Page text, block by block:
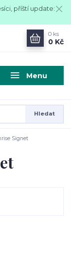
příští update:
Menu
Hledat
0 ks
0 Kč
Signet